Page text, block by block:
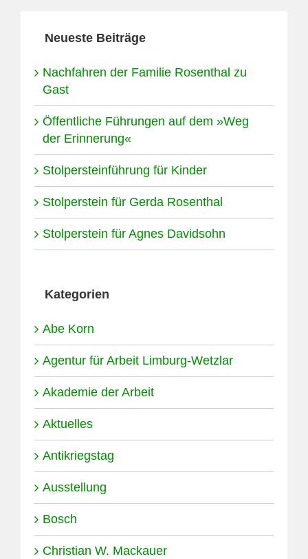
Neueste Beiträge
Nachfahren der Familie Rosenthal zu
Gast
Öffentliche Führungen auf dem »Weg
der Erinnerung«
Stolpersteinführung für Kinder
Stolperstein für Gerda Rosenthal
Stolperstein für Agnes Davidsohn
Kategorien
Abe Korn
Agentur für Arbeit Limburg-Wetzlar
Akademie der Arbeit
Aktuelles
Antikriegstag
Ausstellung
Bosch
Christian W. Mackauer